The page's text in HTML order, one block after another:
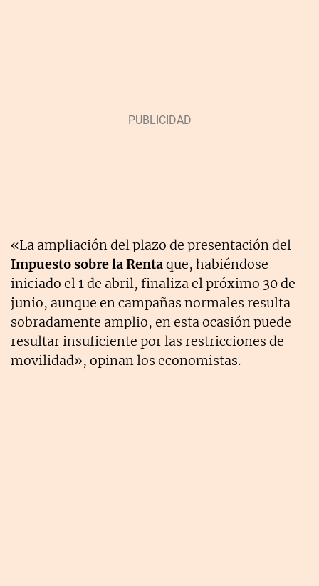
«La ampliación del plazo de presentación del
Impuesto sobre la Rentaque, habiéndose
iniciado el 1 de abril, finaliza el próximo 30 de
junio, aunque en campañas normales resulta
sobradamente amplio, en esta ocasión puede
resultar insuficiente por las restricciones de
movilidad», opinan los economistas.